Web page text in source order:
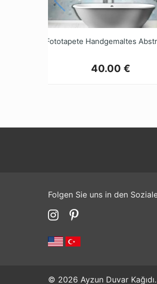
40.00 €
Folgen Sie uns in den
© 2026 Ayzun Duvar